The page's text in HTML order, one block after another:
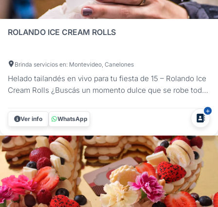
ROLANDO ICE CREAM ROLLS
Brinda servicios en: Montevideo, Canelones
Helado tailandés en vivo para tu fiesta de 15 – Rolando Ice
Cream Rolls ¿Buscás un momento dulce que se robe todas
lleva el show del helado tailandés a tu evento con una
propuesta artesanal, fresca y divertida que deja a todos
con ganas...
Ver info WhatsApp